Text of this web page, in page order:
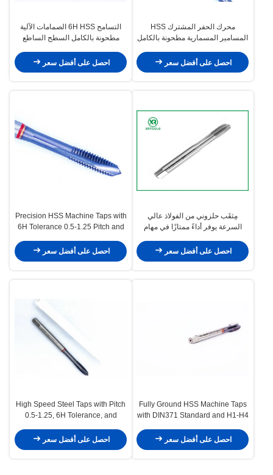
محرك الحفر المشترك HSS
المسامير المسمارية مطحونة بالكامل
المعادن الدقيقة
احصل على أفضل سعر
التسامح 6H HSS الصمامات الآلية
مطحونة بالكامل السطح الساطع
الخيوط الصناعية
احصل على أفضل سعر
مِثقَب حلزوني من الفولاذ عالي
السرعة يوفر أداءً ممتازًا في مهام
احصل على أفضل سعر
Precision HSS Machine Taps with
6H Tolerance 0.5-1.25 Pitch and
Thread Cutting
احصل على أفضل سعر
Fully Ground HSS Machine Taps
with DIN371 Standard and H1-H4
Threading
احصل على أفضل سعر
High Speed Steel Taps with Pitch
0.5-1.25, 6H Tolerance, and
Threading
احصل على أفضل سعر